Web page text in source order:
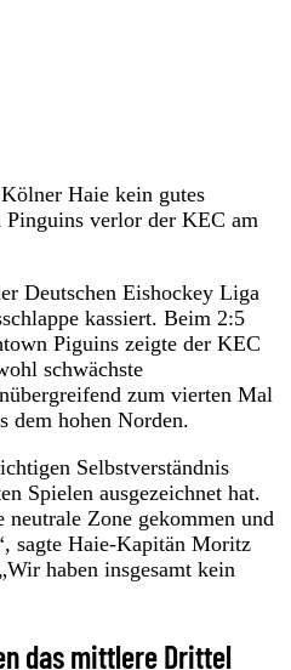
Haie kein gutes
verlor der KEC am
Deutschen Eishockey Liga
kassiert. Beim 2:5
Piguins zeigte der KEC
schwächste
zum vierten Mal
dem hohen Norden.
Selbstverständnis
Spielen ausgezeichnet hat.
Zone gekommen und
sagte Haie-Kapitän Moritz
haben insgesamt kein
das mittlere Drittel